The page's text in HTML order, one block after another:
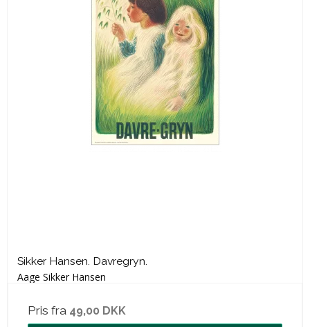
Sikker Hansen. Davregryn.
Aage Sikker Hansen
Pris fra 49,00 DKK